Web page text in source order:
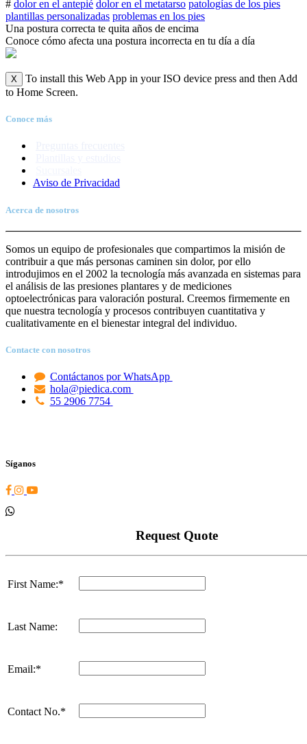
# dolor en el antepié dolor en el metatarso patologías de los pies
plantillas personalizadas problemas en los pies
Una postura correcta te quita años de encima
Conoce cómo afecta una postura incorrecta en tu día a día
X To install this Web App in your ISO device press
Conoce más
Plantillas y estudios
Sucursales
Acerca de nosotros